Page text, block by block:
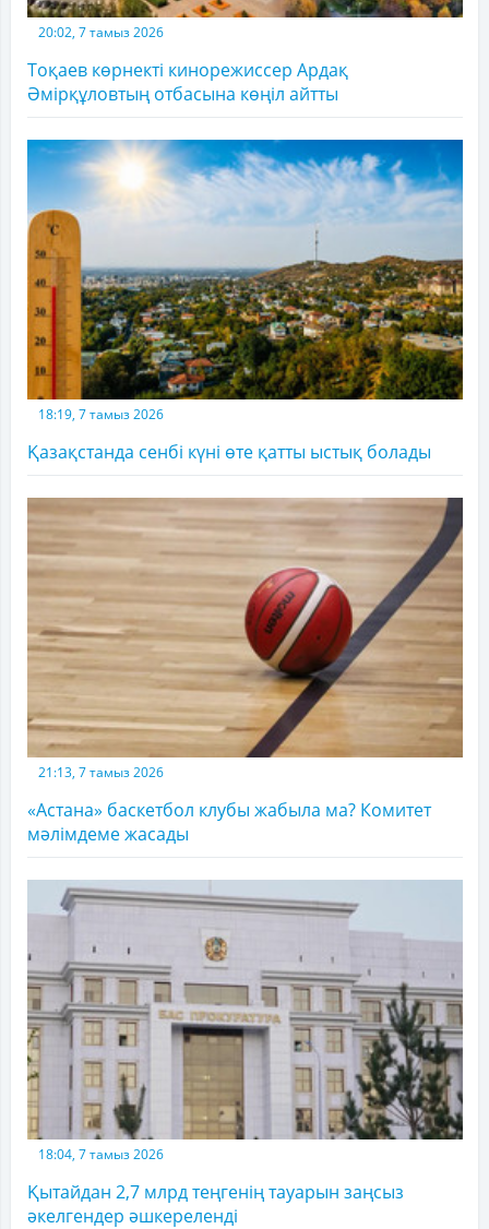
20:02, 7 тамыз 2026
Тоқаев көрнекті кинорежиссер Ардақ
Әмірқұловтың отбасына көңіл айтты
18:19, 7 тамыз 2026
Қазақстанда сенбі күні өте қатты ыстық болады
21:13, 7 тамыз 2026
«Астана» баскетбол клубы жабыла ма? Комитет
мәлімдеме жасады
18:04, 7 тамыз 2026
Қытайдан 2,7 млрд теңгенің тауарын заңсыз
әкелгендер әшкереленді